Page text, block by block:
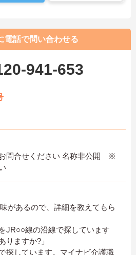
電話で問い合わせる
941-653
問合せください 名称非公開 ※
があるので、詳細を教えてもら
JR○○線の沿線で探しています
りますか?」
探しています。マイナビ介護職